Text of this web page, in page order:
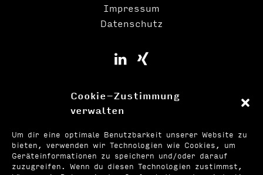
Cookie-Zustimmung
verwalten
Um dir eine optimale Benutzbarkeit unserer Website zu
bieten, verwenden wir Technologien wie Cookies, um
Geräteinformationen zu speichern und/oder darauf
zuzugreifen. Wenn du diesen Technologien zustimmst,
Impressum
Datenschutz